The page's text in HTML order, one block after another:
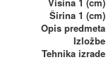
Širina 1 (cm)
Opis predmeta
Izložbe
Tehnika izrade